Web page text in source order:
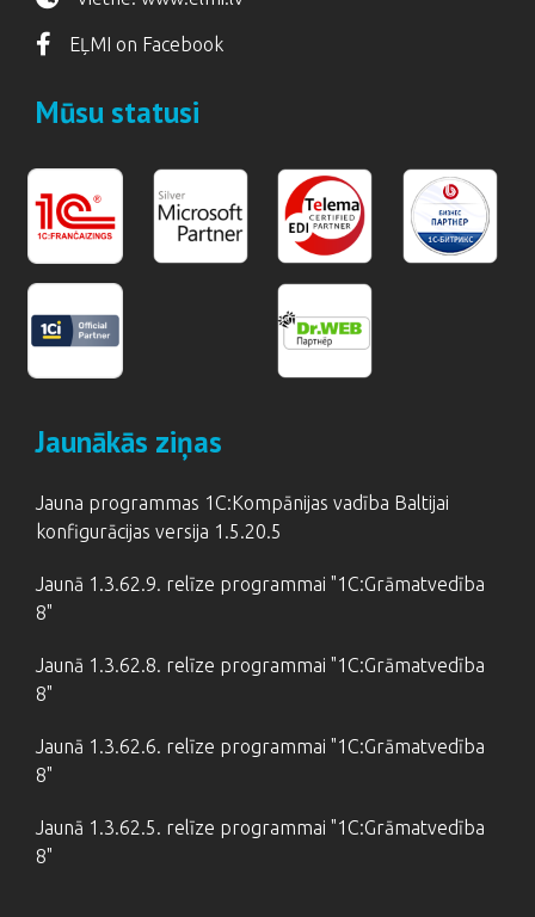
EĻMI on Facebook
Mūsu statusi
Jaunākās ziņas
Jauna programmas 1C:Kompānijas vadība Baltijai
konfigurācijas versija 1.5.20.5
Jaunā 1.3.62.9. relīze programmai "1C:Grāmatvedība
8"
Jaunā 1.3.62.8. relīze programmai "1C:Grāmatvedība
8"
Jaunā 1.3.62.6. relīze programmai "1C:Grāmatvedība
8"
Jaunā 1.3.62.5. relīze programmai "1C:Grāmatvedība
8"